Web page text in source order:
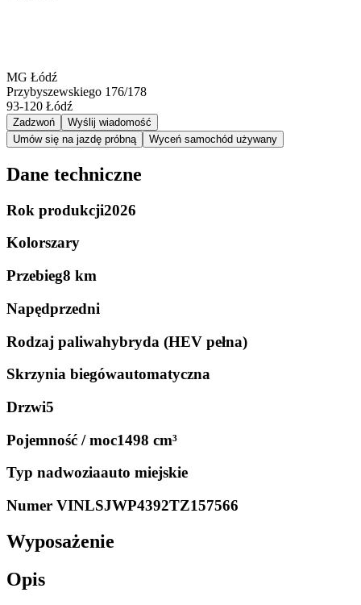
MG Łódź
Przybyszewskiego 176/178
93-120 Łódź
Zadzwoń
Wyślij wiadomość
Umów się na jazdę próbną
Wyceń samochód używany
Dane techniczne
Rok produkcji2026
Kolorszary
Przebieg8 km
Napędprzedni
Rodzaj paliwahybryda (HEV pełna)
Skrzynia biegówautomatyczna
Drzwi5
Pojemność / moc1498 cm³
Typ nadwoziaauto miejskie
Numer VINLSJWP4392TZ157566
Wyposażenie
Opis